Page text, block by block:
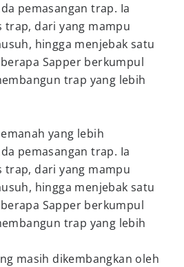
pemasangan trap. Ia
trap, dari yang mampu
hingga menjebak satu
Sapper berkumpul
trap yang lebih
yang lebih
pemasangan trap. Ia
trap, dari yang mampu
hingga menjebak satu
Sapper berkumpul
trap yang lebih
masih dikembangkan oleh